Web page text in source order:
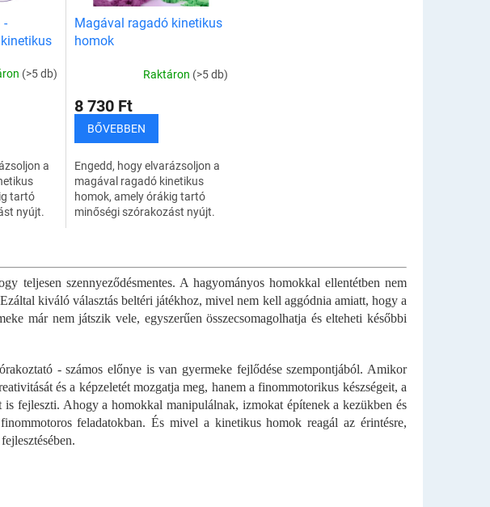
-
(>5 db)
a
tartó
nyújt.
Magával ragadó kinetikus
homok
Raktáron (>5 db)
8 730 Ft
BŐVEBBEN
Engedd, hogy elvarázsoljon a
magával ragadó kinetikus
homok, amely órákig tartó
minőségi szórakozást nyújt.
i
s
t
i
n
y
í
t
á
s
teljesen szennyeződésmentes. A hagyományos homokkal ellentétben nem
kiváló választás beltéri játékhoz, mivel nem kell aggódnia amiatt, hogy a
már nem játszik vele, egyszerűen összecsomagolhatja és elteheti későbbi
- számos előnye is van gyermeke fejlődése szempontjából. Amikor
és a képzeletét mozgatja meg, hanem a finommotorikus készségeit, a
is fejleszti. Ahogy a homokkal manipulálnak, izmokat építenek a kezükben és
feladatokban. És mivel a kinetikus homok reagál az érintésre,